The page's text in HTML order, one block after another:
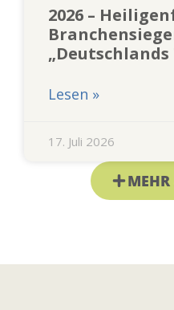
2026 –
Lesen »
17. Juli 2026